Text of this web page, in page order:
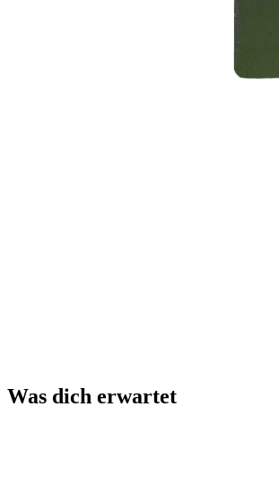
Was dich erwartet